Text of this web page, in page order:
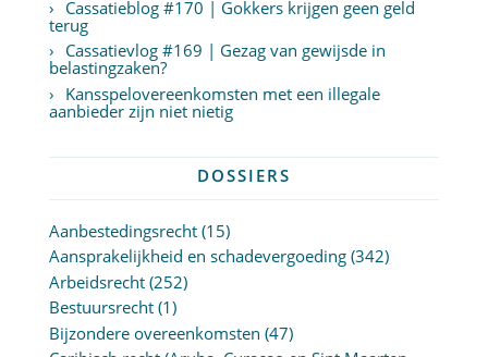
Cassatieblog #170 | Gokkers krijgen geen geld
terug
Cassatievlog #169 | Gezag van gewijsde in
belastingzaken?
Kansspelovereenkomsten met een illegale
aanbieder zijn niet nietig
DOSSIERS
Aanbestedingsrecht(15)
Aansprakelijkheid en schadevergoeding(342)
Arbeidsrecht(252)
Bestuursrecht(1)
Bijzondere overeenkomsten (47)